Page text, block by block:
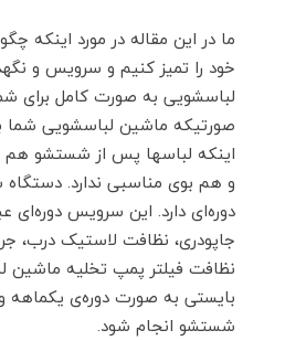
ما در این مقاله در مورد اینکه
خود را تمیز کنیم و سرویس و
لباسشویی به صورت کامل برای
صورتیکه ماشین لباسشویی شما
اینکه لباسها پس از شستشو
و هم بوی مناسبی ندارد.
دوره‌ای دارد. این سرویس دوره‌ای
جاپودری، نظافت لاستیک درب،
نظافت فیلتر پمپ تخلیه
بایستی به صورت دوره‌ی یکماهه
شستشو انجام شود.